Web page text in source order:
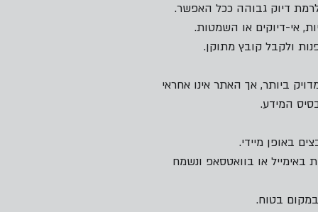
דיוק גבוהה ככל האפשר.
אי-דיוקים או השמטות.
ולקבל קובץ מתוקן.
ביותר, אך האתר אינו אחראי
המידע.
באופן מיידי.
באימייל או בוואטסאפ ונשמח
בטוח.